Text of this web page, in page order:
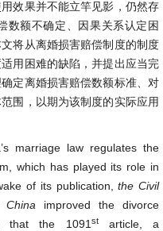
效果并不能立竿见影，仍然存
数额不确定、因果关系认定困
将从离婚损害赔偿制度的制度
用困难的缺陷，并提出应当完
定离婚损害赔偿数额标准、对
围，以期为该制度的实际应用
marriage law regulates the
which has played its role in
of its publication,the Civil
China improved the divorce
that the 1091 starticle, a